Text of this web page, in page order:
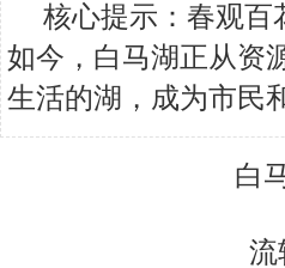
核心提示：春观
如今，白马湖正从资
生活的湖，成为市民
白
流